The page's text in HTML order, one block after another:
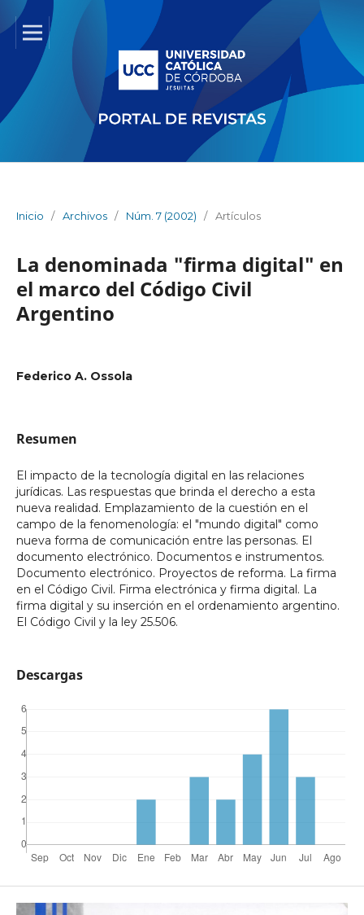
Inicio / Archivos / Núm. 7 (2002) / Artículos
La denominada "firma digital" en
el marco del Código Civil
Argentino
Federico A. Ossola
Resumen
El impacto de la tecnología digital en las relaciones
jurídicas. Las respuestas que brinda el derecho a esta
nueva realidad. Emplazamiento de la cuestión en el
campo de la fenomenología: el "mundo digital" como
nueva forma de comunicación entre las personas. El
documento electrónico. Documentos e instrumentos.
Documento electrónico. Proyectos de reforma. La firma
en el Código Civil. Firma electrónica y firma digital. La
firma digital y su inserción en el ordenamiento argentino.
El Código Civil y la ley 25.506.
Descargas